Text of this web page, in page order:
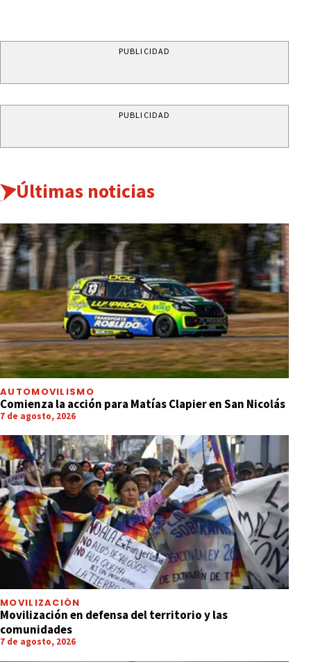
PUBLICIDAD
PUBLICIDAD
Últimas noticias
AUTOMOVILISMO
Comienza la acción para Matías Clapier en San Nicolás
7 de agosto, 2026
MOVILIZACIÓN
Movilización en defensa del territorio y las
comunidades
7 de agosto, 2026